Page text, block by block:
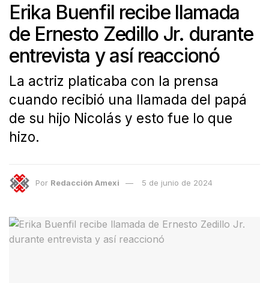
Erika Buenfil recibe llamada
de Ernesto Zedillo Jr. durante
entrevista y así reaccionó
La actriz platicaba con la prensa
cuando recibió una llamada del papá
de su hijo Nicolás y esto fue lo que
hizo.
Por Redacción Amexi 5 de junio de 2024